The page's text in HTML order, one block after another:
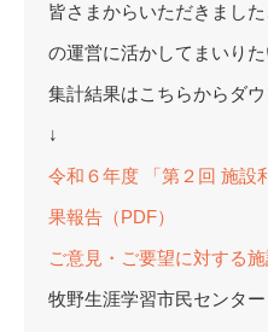
皆さまからいただきまし
の運営に活かしてまいりた
集計結果はこちらからダウ
↓
令和６年度 「第２回 施設
果報告（PDF）
ご意見・ご要望に対する
牧野生涯学習市民センタ